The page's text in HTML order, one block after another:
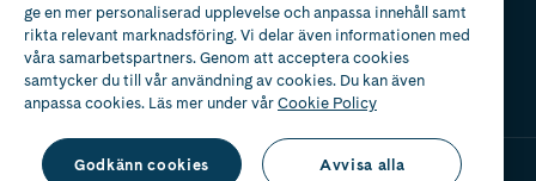
ge en mer personaliserad upplevelse och anpassa innehåll samt
rikta relevant marknadsföring. Vi delar även informationen med
våra samarbetspartners. Genom att acceptera cookies
samtycker du till vår användning av cookies. Du kan även
anpassa cookies. Läs mer under vårCookie Policy
Godkänn cookies Avvisa alla